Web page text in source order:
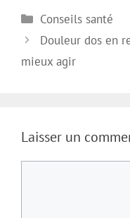
Catégories
Conseils santé
Douleur dos en
mieux agir
Laisser un